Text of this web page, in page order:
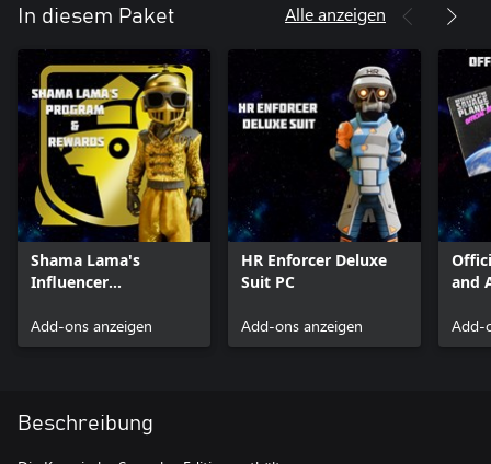
In diesem Paket Alle anzeigen
Shama Lama's
Influencer
+ Rewards PC
Add-ons anzeigen
HR Enforcer Deluxe
Suit PC
Add-ons anzeigen
and
Add-
Beschreibung